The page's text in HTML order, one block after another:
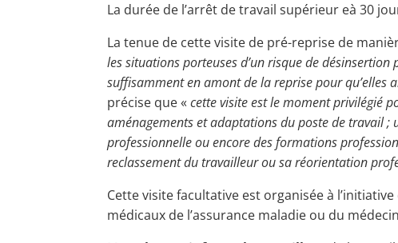
La durée de l’arrêt de travail supérieur eà 30
La tenue de cette visite de pré-reprise de
les situations porteuses d’un risque de
suffisamment en amont de la reprise pour qu’elles
précise que «cette visite est le moment privilégié
aménagements et adaptations du poste de travail ;
professionnelle ou encore des formations
reclassement du travailleur ou sa réorientation
Cette visite facultative est organisée à
médicaux de l’assurance maladie ou du